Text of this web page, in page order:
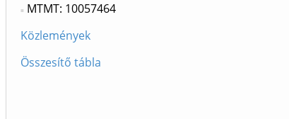
MTMT: 10057464
Közlemények
Összesítő tábla